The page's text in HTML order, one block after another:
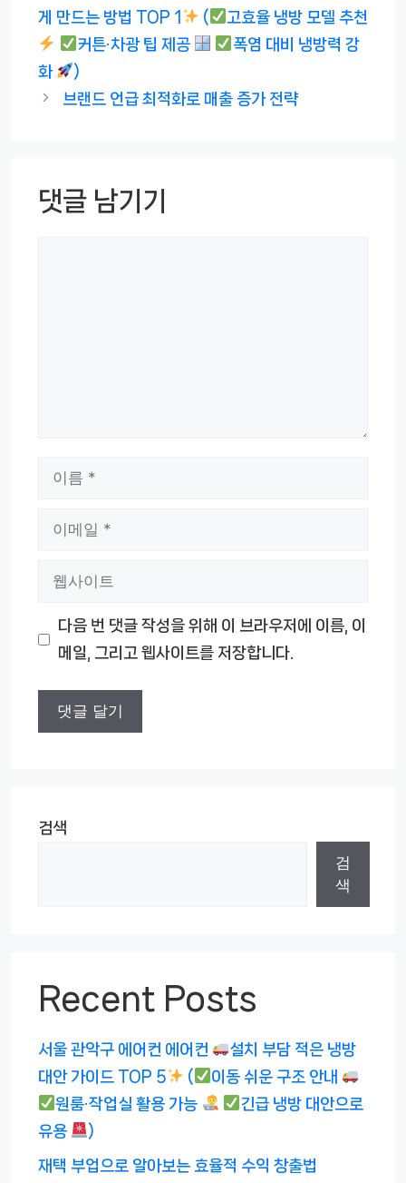
리
게 만드는 방법 TOP 1
(
고효율 냉방 모델 추천
커튼·차광 팁 제공
폭염 대비 냉방력 강
화
)
브랜드 언급 최적화로 매출 증가 전략
댓글 남기기
다음 번 댓글 작성을 위해 이 브라우저에 이름, 이
메일, 그리고 웹사이트를 저장합니다.
검색
검
색
Recent Posts
서울 관악구 에어컨 에어컨
설치 부담 적은 냉방
대안 가이드 TOP 5
(
이동 쉬운 구조 안내
원룸·작업실 활용 가능
긴급 냉방 대안으로
유용
)
재택 부업으로 알아보는 효율적 수익 창출법